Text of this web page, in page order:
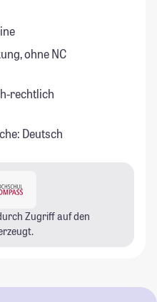
ohne NC
rechtlich
Deutsch
Zugriff auf den